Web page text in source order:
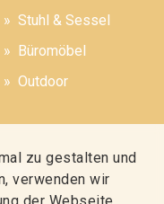
zu gestalten und
verwenden wir
Stuhl & Sessel
Büromöbel
Outdoor